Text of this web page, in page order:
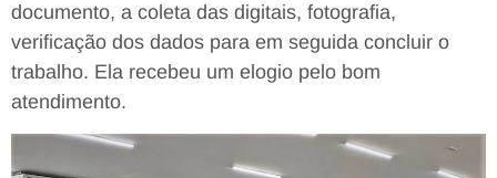
documento, a coleta das digitais, fotografia,
verificação dos dados para em seguida concluir o
trabalho. Ela recebeu um elogio pelo bom
atendimento.